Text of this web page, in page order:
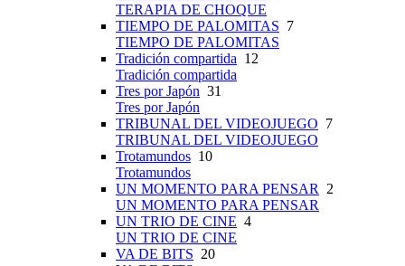
TERAPIA DE CHOQUE
TIEMPO DE PALOMITAS 7
TIEMPO DE PALOMITAS
Tradición compartida 12
Tradición compartida
Tres por Japón 31
Tres por Japón
TRIBUNAL DEL VIDEOJUEGO 7
TRIBUNAL DEL VIDEOJUEGO
Trotamundos 10
Trotamundos
UN MOMENTO PARA PENSAR 2
UN MOMENTO PARA PENSAR
UN TRIO DE CINE 4
UN TRIO DE CINE
VA DE BITS 20